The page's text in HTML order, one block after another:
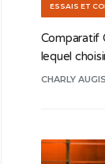
ESSAIS ET
Comparatif
lequel
CHARLY AUGIS